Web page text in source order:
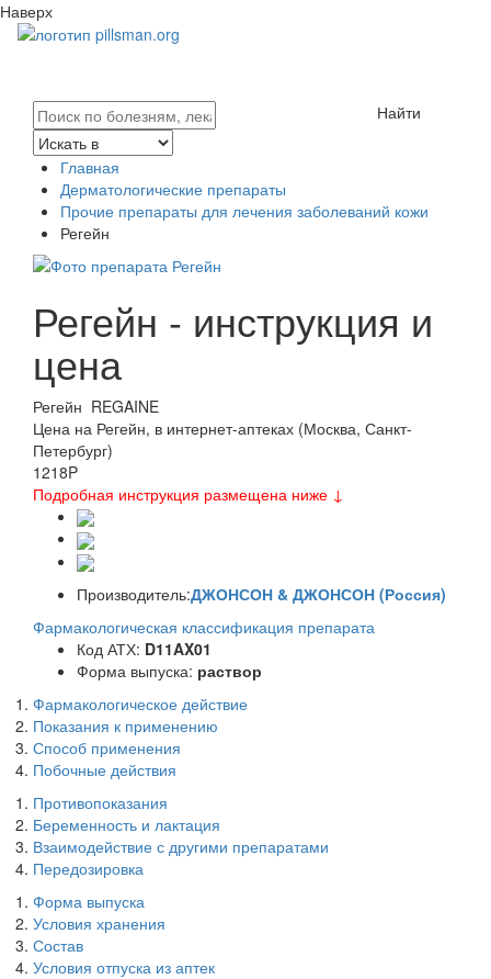
Наверх
Найти
Главная
Дерматологические препараты
Прочие препараты для лечения заболеваний кожи
Регейн
Регейн - инструкция и
цена
Регейн REGAINE
Цена на Регейн, в интернет-аптеках (Москва, Санкт-
Петербург)
1218P
Подробная инструкция размещена ниже ↓
Производитель:ДЖОНСОН & ДЖОНСОН (Россия)
Фармакологическая классификация препарата
Код АТХ: D11AX01
Форма выпуска: раствор
Фармакологическое действие
Показания к применению
Способ применения
Побочные действия
Противопоказания
Беременность и лактация
Взаимодействие с другими препаратами
Передозировка
Форма выпуска
Условия хранения
Состав
Условия отпуска из аптек